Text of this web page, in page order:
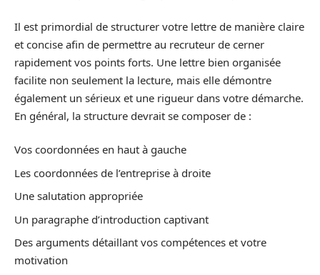
Il est primordial de structurer votre lettre de manière claire
et concise afin de permettre au recruteur de cerner
rapidement vos points forts. Une lettre bien organisée
facilite non seulement la lecture, mais elle démontre
également un sérieux et une rigueur dans votre démarche.
En général, la structure devrait se composer de :
Vos coordonnées en haut à gauche
Les coordonnées de l’entreprise à droite
Une salutation appropriée
Un paragraphe d’introduction captivant
Des arguments détaillant vos compétences et votre
motivation